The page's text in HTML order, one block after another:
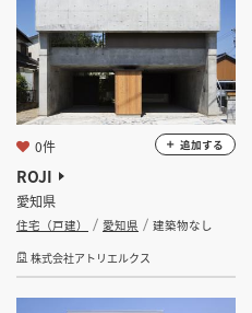
ROJI
愛知県
住宅（戸建） 愛知県
建築物なし
株式会社アトリエルクス
0件 追加する